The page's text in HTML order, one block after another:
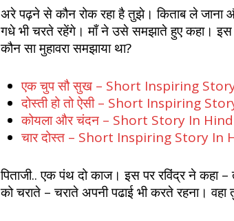
अरे पढ़ने से कौन रोक रहा है तुझे। किताब ले जाना
गधे भी चरते रहेंगे। माँ ने उसे समझाते हुए कहा।
कौन सा मुहावरा समझाया था?
एक चुप सौ सुख – Short Inspiring
दोस्ती हो तो ऐसी – Short Inspiring
कोयला और चंदन – Short Story In
चार दोस्त – Short Inspiring Story In
पिताजी.. एक पंथ दो काज। इस पर रविंद्र ने कहा –
को चराते – चराते अपनी पढाई भी करते रहना।